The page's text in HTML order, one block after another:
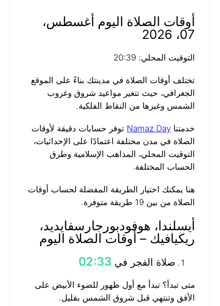
أوقات الصلاة اليوم أغسطس،
07، 2026
التوقيت المحلي: 20:39
تختلف أوقات الصلاة في مدينتك بناءً على الموقع
الجغرافي، حيث تتغير مواعيد شروق وغروب
الشمس وغيرها من النقاط الفلكية.
خدمتنا Namaz Day توفر حسابات دقيقة لأوقات
الصلاة في مدن مختلفة اعتمادًا على الإحداثيات،
التوقيت المحلي، المذاهب الإسلامية وطرق
الحساب المختلفة.
هنا يمكنك اختيار الطريقة المفضلة لحساب أوقات
الصلاة من بين 19 طريقة متوفرة.
أيسلندا، هوفودبورجارسفايديد،
ريكيافيك – أوقات الصلاة اليوم
صلاة الفجر في 02:33
متى تبدأ؟ تبدأ مع أول ظهور للضوء الأبيض على
الأفق وتنتهي قبل شروق الشمس بقليل.